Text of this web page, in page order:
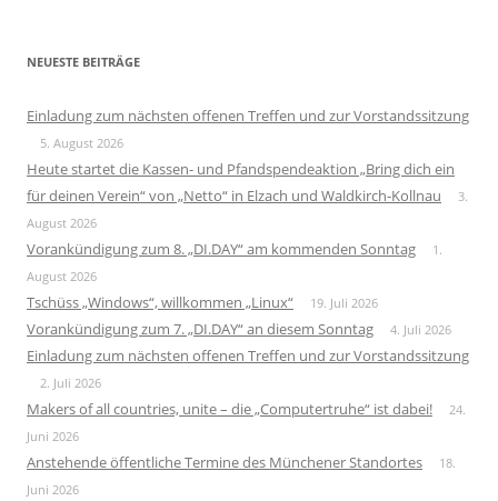
NEUESTE BEITRÄGE
Einladung zum nächsten offenen Treffen und zur Vorstandssitzung
5. August 2026
Heute startet die Kassen- und Pfandspendeaktion „Bring dich ein
für deinen Verein“ von „Netto“ in Elzach und Waldkirch-Kollnau
3.
August 2026
Vorankündigung zum 8. „DI.DAY“ am kommenden Sonntag
1.
August 2026
Tschüss „Windows“, willkommen „Linux“ 19. Juli 2026
Vorankündigung zum 7. „DI.DAY“ an diesem Sonntag 4. Juli 2026
Einladung zum nächsten offenen Treffen und zur Vorstandssitzung
2. Juli 2026
Makers of all countries, unite – die „Computertruhe“ ist dabei!
24.
Juni 2026
Anstehende öffentliche Termine des Münchener Standortes
18.
Juni 2026